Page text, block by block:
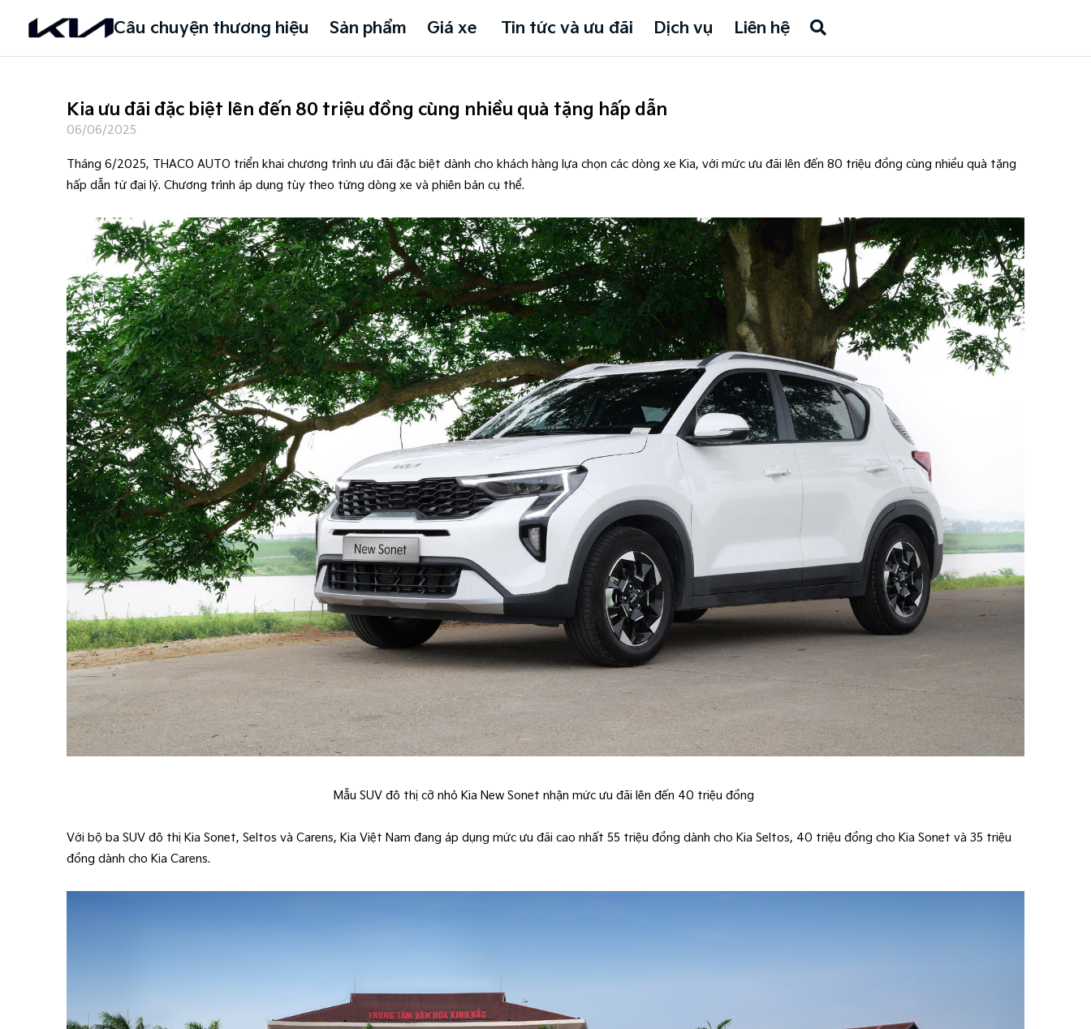
Câu chuyện thương hiệu Sản phẩm Giá xe Tin tức và ưu đãi Dịch vụ Liên hệ
Kia ưu đãi đặc biệt lên đến 80 triệu đồng cùng nhiều quà tặng hấp dẫn
06/06/2025
Tháng 6/2025, THACO AUTO triển khai chương trình ưu đãi đặc biệt dành cho khách hàng lựa chọn các dòng xe Kia, với mức ưu đãi lên đến 80 triệu đồng cùng nhiều quà tặng
hấp dẫn từ đại lý. Chương trình áp dụng tùy theo từng dòng xe và phiên bản cụ thể.
Mẫu SUV đô thị cỡ nhỏ Kia New Sonet nhận mức ưu đãi lên đến 40 triệu đồng
Với bộ ba SUV đô thị Kia Sonet, Seltos và Carens, Kia Việt Nam đang áp dụng mức ưu đãi cao nhất 55 triệu đồng dành cho Kia Seltos, 40 triệu đồng cho Kia Sonet và 35 triệu
đồng dành cho Kia Carens.